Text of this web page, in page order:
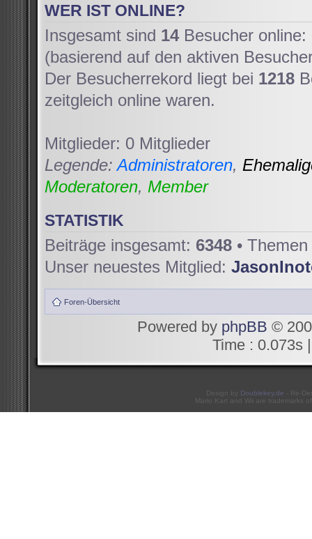
WER IST ONLINE?
Insgesamt sind 14Besucher online:
(basierend auf den aktiven
Der Besucherrekord liegt bei 1218
zeitgleich online waren.
Mitglieder: 0 Mitglieder
Legende:Administratoren,
Moderatoren, Member
STATISTIK
Beiträge insgesamt: 6348 •
Unser neuestes Mitglied:
Foren-Übersicht
Powered by phpBB ©
Time : 0.073s
Design by Doublekey.de - Re-
Mario Kart and Wii are trademarks